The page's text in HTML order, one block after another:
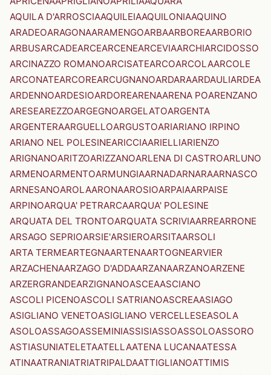
AQUILA D'ARROSCIAAQUILEIAAQUILONIAAQUINO
ARADEOARAGONAARAMENGOARBAARBOREAARBORIO
ARBUSARCADEARCEARCENEARCEVIAARCHIARCIDOSSO
ARCINAZZO ROMANOARCISATEARCOARCOLAARCOLE
ARCONATEARCOREARCUGNANOARDARAARDAULIARDEA
ARDENNOARDESIOARDOREARENAARENA POARENZANO
ARESEAREZZOARGEGNOARGELATOARGENTA
ARGENTERAARGUELLOARGUSTOARIARIANO IRPINO
ARIANO NEL POLESINEARICCIAARIELLIARIENZO
ARIGNANOARITZOARIZZANOARLENA DI CASTROARLUNO
ARMENOARMENTOARMUNGIAARNADARNARAARNASCO
ARNESANOAROLAARONAAROSIOARPAIAARPAISE
ARPINOARQUA' PETRARCAARQUA' POLESINE
ARQUATA DEL TRONTOARQUATA SCRIVIAARREARRONE
ARSAGO SEPRIOARSIE'ARSIEROARSITAARSOLI
ARTA TERMEARTEGNAARTENAARTOGNEARVIER
ARZACHENAARZAGO D'ADDAARZANAARZANOARZENE
ARZERGRANDEARZIGNANOASCEAASCIANO
ASCOLI PICENOASCOLI SATRIANOASCREAASIAGO
ASIGLIANO VENETOASIGLIANO VERCELLESEASOLA
ASOLOASSAGOASSEMINIASSISIASSOASSOLOASSORO
ASTIASUNIATELETAATELLAATENA LUCANAATESSA
ATINAATRANIATRIATRIPALDAATTIGLIANOATTIMIS